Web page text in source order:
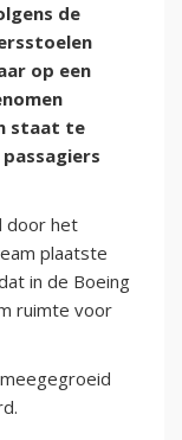
de
op een
staat te
door het
plaatste
in de Boeing
ruimte voor